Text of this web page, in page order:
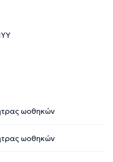
ωοθηκών
ωοθηκών